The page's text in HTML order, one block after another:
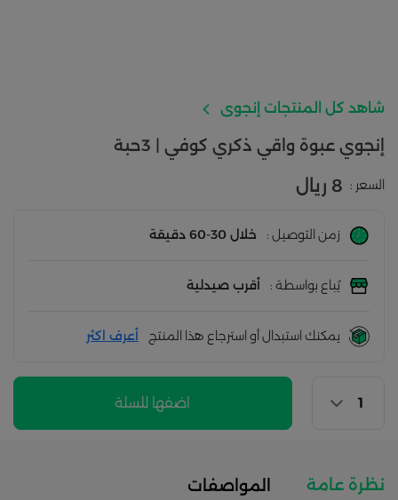
شاهد كل المنتجات إنجوى
إنجوي عبوة واقي ذكري كوفي | 3حبة
السعر : 8 ريال
زمن التوصيل : خلال 30-60 دقيقة
يُباع بواسطة : أقرب صيدلية
يمكنك استبدال أو استرجاع هذا المنتج أعرف اكثر
اضفها للسلة
نظرة عامة المواصفات